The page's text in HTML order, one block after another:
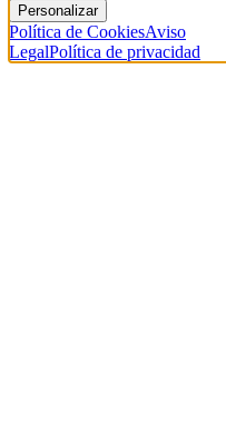
Personalizar
Política de CookiesAviso
LegalPolítica de privacidad